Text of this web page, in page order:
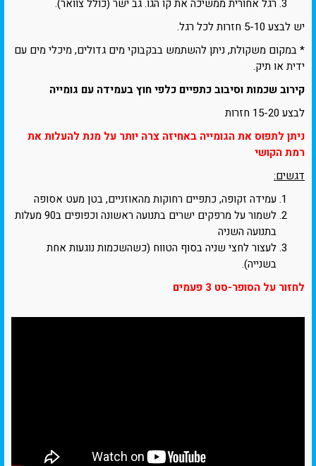
רגל אחורית ממשיכה את קו הגו. גב ישר (כולל צוואר).
יש לבצע 5-10 חזרות לכל רגל.
* במקום משקולת, ניתן להשתמש בבקבוקי מים גדולים, מיכלי מים עם
ידית או תיק.
קירוב שכמות וסיבוב כתפיים כלפי חוץ בעמידה עם גומייה
לבצע 15-20 חזרות
ניתן לתפוס את הגומייה באחיזה צרה יותר על מנת להעלות את
רמת הקושי
דגשים:
עמידה זקופה, כתפיים רחוקות מהאוזניים, בטן מעט אסופה
לשמור על מרפקים ישרים בתנועה ראשונה וכפופים ב90 מעלות
בתנועה השניה
לעצור לחצי שניה בסוף הטווח (כשהשכמות נוגעות אחת
בשנייה).
לחזור על הסופר-סט 3 פעמים